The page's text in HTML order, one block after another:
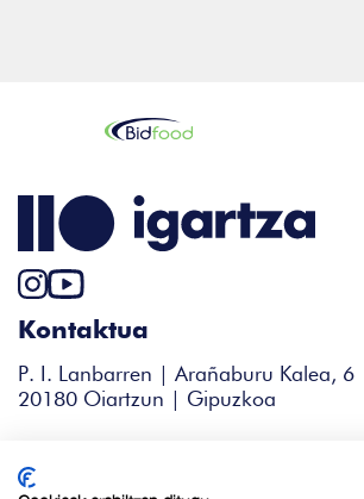
Kontaktua
P. I. Lanbarren | Arañaburu Kalea, 6
20180 Oiartzun | Gipuzkoa
igartza@igartza.com